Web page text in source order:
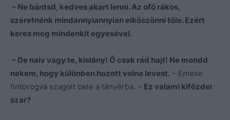
– Ne bántsd, kedves akart lenni. Az ofő rákos,
szeretnénk mindannyiannyian elköszönni tőle. Ezért
keres meg mindenkit egyesével.
– De naiv vagy te, kislány! Ő csak rád hajt! Ne mondd
nekem, hogy különben hozott volna levest. – Emese
fintorogva szagolt bele a tányérba. – Ez valami kifőzdei
szar?